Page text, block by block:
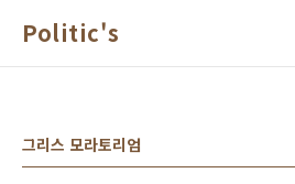
Politic's
그리스 모라토리엄